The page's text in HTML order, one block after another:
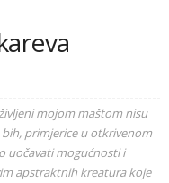
mojom maštom nisu
primjerice u otkrivenom
uočavati mogućnosti i
apstraktnih kreatura koje